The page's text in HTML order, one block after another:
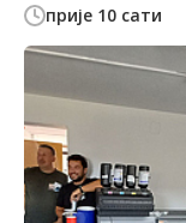
прије 10 сати